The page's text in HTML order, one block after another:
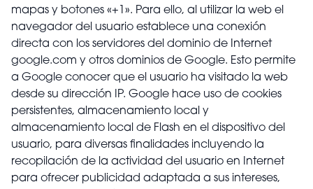
mapas y botones «+1». Para ello, al utilizar la web el
navegador del usuario establece una conexión
directa con los servidores del dominio de Internet
google.com y otros dominios de Google. Esto permite
a Google conocer que el usuario ha visitado la web
desde su dirección IP. Google hace uso de cookies
persistentes, almacenamiento local y
almacenamiento local de Flash en el dispositivo del
usuario, para diversas finalidades incluyendo la
recopilación de la actividad del usuario en Internet
para ofrecer publicidad adaptada a sus intereses,